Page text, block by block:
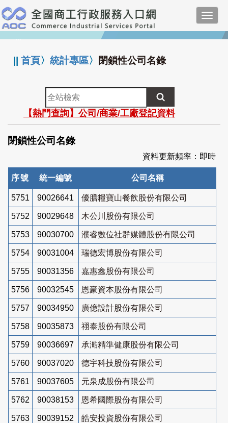
跳
到
主
要
:::
||首頁〉統計專區〉 閉鎖性公司名錄
全
站
檢
索
【熱門查詢】公司/商業/工廠登記資料
閉鎖性公司名錄
資料更新頻率：即時
序號 統一編號 公司名稱
5751 90026641 優膳糧寶山餐飲股份有限公司
5752 90029648 木公川股份有限公司
5753 90030700 濮睿數位社群媒體股份有限公司
5754 90031004 瑞德宏博股份有限公司
5755 90031356 嘉惠鑫股份有限公司
5756 90032545 恩豪資本股份有限公司
5757 90034950 廣億設計股份有限公司
5758 90035873 祤泰股份有限公司
5759 90036697 承澔精準健康股份有限公司
5760 90037020 德宇科技股份有限公司
5761 90037605 元泉成股份有限公司
5762 90038153 恩希國際股份有限公司
5763 90039152 皓安投資股份有限公司